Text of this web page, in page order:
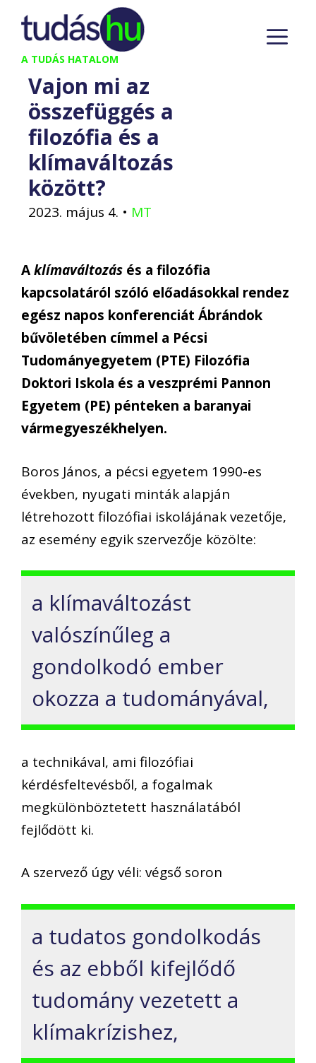
Kilépés
tartalomba
A TUDÁS HATALOM
Vajon mi az
összefüggés a
filozófia és a
klímaváltozás
között?
2023. május 4. • MT
Aklímaváltozás és a filozófia
kapcsolatáról szóló előadásokkal rendez
egész napos konferenciát Ábrándok
bűvöletében címmel a Pécsi
Tudományegyetem (PTE) Filozófia
Doktori Iskola és a veszprémi Pannon
Egyetem (PE) pénteken a baranyai
vármegyeszékhelyen.
Boros János, a pécsi egyetem 1990-es
években, nyugati minták alapján
létrehozott filozófiai iskolájának vezetője,
az esemény egyik szervezője közölte:
a klímaváltozást
valószínűleg a
gondolkodó ember
okozza a tudományával,
a technikával, ami filozófiai
kérdésfeltevésből, a fogalmak
megkülönböztetett használatából
fejlődött ki.
A szervező úgy véli: végső soron
a tudatos gondolkodás
és az ebből kifejlődő
tudomány vezetett a
klímakrízishez,